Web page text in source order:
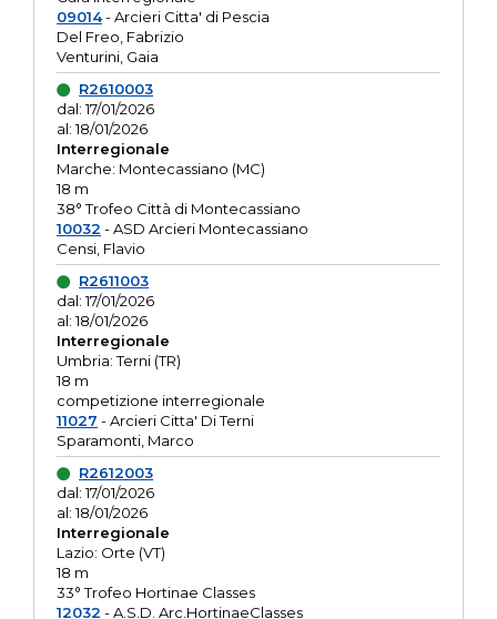
09014- Arcieri Citta' di Pescia
Del Freo, Fabrizio
Venturini, Gaia
R2610003
dal: 17/01/2026
al: 18/01/2026
Interregionale
Marche: Montecassiano (MC)
18 m
38° Trofeo Città di Montecassiano
10032 - ASD Arcieri Montecassiano
Censi, Flavio
R2611003
dal: 17/01/2026
al: 18/01/2026
Interregionale
Umbria: Terni (TR)
18 m
competizione interregionale
11027 - Arcieri Citta' Di Terni
Sparamonti, Marco
R2612003
dal: 17/01/2026
al: 18/01/2026
Interregionale
Lazio: Orte (VT)
18 m
33° Trofeo Hortinae Classes
12032 - A.S.D. Arc.HortinaeClasses